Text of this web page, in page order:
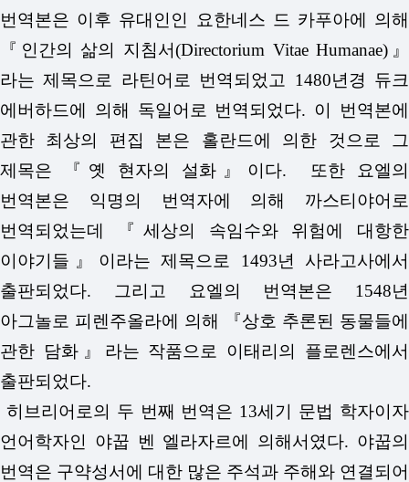
번역본은 이후 유대인인 요한네스 드 카푸아에 의해
『인간의 삶의 지침서(Directorium Vitae Humanae)』
라는 제목으로 라틴어로 번역되었고 1480년경 듀크
에버하드에 의해 독일어로 번역되었다. 이 번역본에
관한 최상의 편집 본은 홀란드에 의한 것으로 그
제목은 『옛 현자의 설화』이다. 또한 요엘의
번역본은 익명의 번역자에 의해 까스티야어로
번역되었는데 『세상의 속임수와 위험에 대항한
이야기들』이라는 제목으로 1493년 사라고사에서
출판되었다. 그리고 요엘의 번역본은 1548년
아그놀로 피렌주올라에 의해 『상호 추론된 동물들에
관한 담화』라는 작품으로 이태리의 플로렌스에서
출판되었다.
히브리어로의 두 번째 번역은 13세기 문법 학자이자
언어학자인 야꿉 벤 엘라자르에 의해서였다. 야꿉의
번역은 구약성서에 대한 많은 주석과 주해와 연결되어